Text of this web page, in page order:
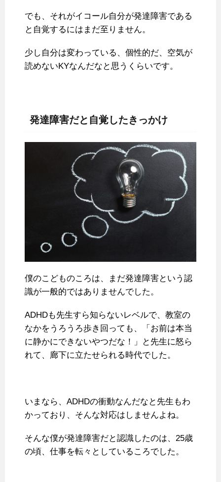
でも、それがイコール自分が発達障害である
と自覚するにはまだ至りません。
少し自分は変わっている、個性的だ、空気が
読めないKYなんだなと思うくらいです。
発達障害だと自覚したきっかけ
僕のこどものころは、まだ発達障害という認
識が一般的ではありませんでした。
ADHDも先生すら知らないレベルで、教室の
なかをうろうろ歩き回っても、「お前は本当
に静かにできないやつだな！」と先生に怒ら
れて、廊下に立たせられる時代でした。
いまなら、ADHDの衝動なんだなと先生もわ
かっており、そんな対応はしませんよね。
そんな僕が発達障害だと認識したのは、25歳
の頃、仕事を転々としているころでした。